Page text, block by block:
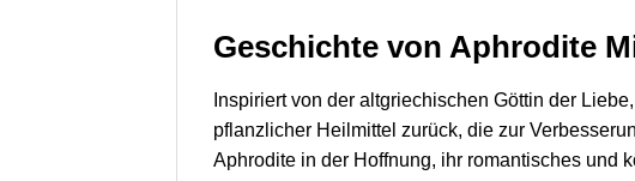
Geschichte von Aphrodite
Inspiriert von der altgriechischen Göttin der
pflanzlicher Heilmittel zurück, die zur
Aphrodite in der Hoffnung, ihr romantisches und